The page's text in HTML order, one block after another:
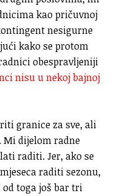
kao pričuvnoj
nesigurne
kako se protom
obespravljeniji
nisu u nekoj bajnoj
granice za sve, ali
Mi dijelom radne
raditi. Jer, ako se
raditi sezonu,
toga još bar tri